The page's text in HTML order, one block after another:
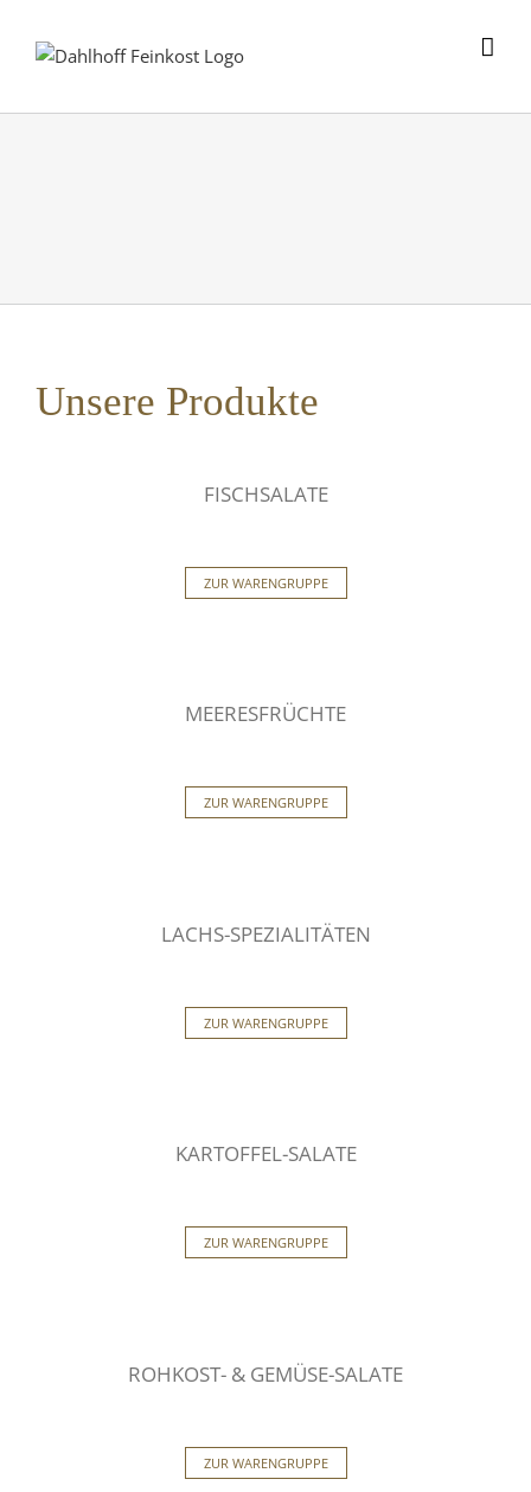
Unsere Produkte
FISCHSALATE
ZUR WARENGRUPPE
MEERESFRÜCHTE
ZUR WARENGRUPPE
LACHS-SPEZIALITÄTEN
ZUR WARENGRUPPE
KARTOFFEL-SALATE
ZUR WARENGRUPPE
ROHKOST- & GEMÜSE-SALATE
ZUR WARENGRUPPE